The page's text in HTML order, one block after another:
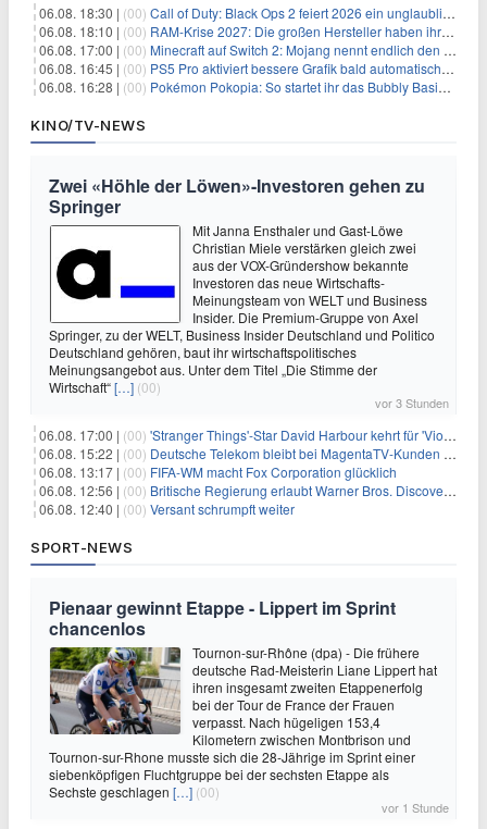
06.08. 18:30 | (00) Call of Duty: Black Ops 2 feiert 2026 ein unglaubliches Comeback
06.08. 18:10 | (00) RAM-Krise 2027: Die großen Hersteller haben ihre Produktion offenbar schon verkauft
06.08. 17:00 | (00) Minecraft auf Switch 2: Mojang nennt endlich den Releasetermin
06.08. 16:45 | (00) PS5 Pro aktiviert bessere Grafik bald automatisch, aber das Update ist kleiner als gedacht
06.08. 16:28 | (00) Pokémon Pokopia: So startet ihr das Bubbly Basin-DLC
KINO/TV-NEWS
Zwei «Höhle der Löwen»-Investoren gehen zu
Springer
Mit Janna Ensthaler und Gast-Löwe
Christian Miele verstärken gleich zwei
aus der VOX-Gründershow bekannte
Investoren das neue Wirtschafts-
Meinungsteam von WELT und Business
Insider. Die Premium-Gruppe von Axel
Springer, zu der WELT, Business Insider Deutschland und Politico
Deutschland gehören, baut ihr wirtschaftspolitisches
Meinungsangebot aus. Unter dem Titel „Die Stimme der
Wirtschaft“[…] (00)
vor 3 Stunden
06.08. 17:00 | (00) 'Stranger Things'-Star David Harbour kehrt für 'Violent Night 2' zurück – Kristen Bell stößt zur Besetzung
06.08. 15:22 | (00) Deutsche Telekom bleibt bei MagentaTV-Kunden vage
06.08. 13:17 | (00) FIFA-WM macht Fox Corporation glücklich
06.08. 12:56 | (00) Britische Regierung erlaubt Warner Bros. Discovery-Übernahme
06.08. 12:40 | (00) Versant schrumpft weiter
SPORT-NEWS
Pienaar gewinnt Etappe - Lippert im Sprint
chancenlos
Tournon-sur-Rhône (dpa) - Die frühere
deutsche Rad-Meisterin Liane Lippert hat
ihren insgesamt zweiten Etappenerfolg
bei der Tour de France der Frauen
verpasst. Nach hügeligen 153,4
Kilometern zwischen Montbrison und
Tournon-sur-Rhone musste sich die 28-Jährige im Sprint einer
siebenköpfigen Fluchtgruppe bei der sechsten Etappe als
Sechste geschlagen […] (00)
vor 1 Stunde